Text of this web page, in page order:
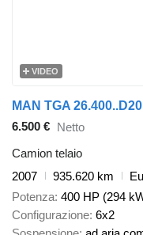
VIDEO
MAN TGA
6.500 € Netto
Camion telaio
2007
935.620 km
Potenza 400 HP (294
Configurazione 6x2